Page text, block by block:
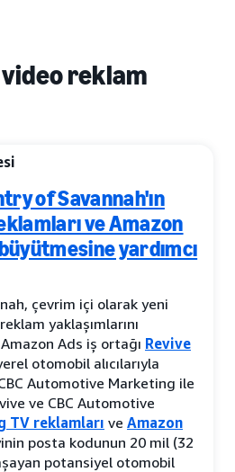
reklam
of Savannah'ın
ve Amazon
yardımcı
çevrim içi olarak yeni
yaklaşımlarını
Ads iş ortağı Revive
otomobil alıcılarıyla
Automotive Marketing ile
ve CBC Automotive
TV reklamları ve Amazon
posta kodunun 20 mil (32
potansiyel otomobil